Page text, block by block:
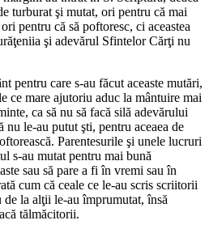
turburat şi mutat, ori pentru că mai
pentru că să poftoresc, ci aceastea
şi adevărul Sfintelor Cărţi nu
pentru care s-au făcut aceaste mutări,
ce mare ajutoriu aduc la mântuire mai
ca să nu să facă silă adevărului
nu le-au putut şti, pentru aceaea de
Parentesurile şi unele lucruri
s-au mutat pentru mai bună
sau să pare a fi în vremi sau în
cum că ceale ce le-au scris scriitorii
la alţii le-au împrumutat, însă
tălmăcitorii.